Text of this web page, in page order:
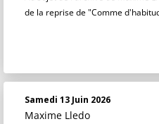
de la reprise de "Comme
Samedi 13 Juin 2026
Maxime Lledo